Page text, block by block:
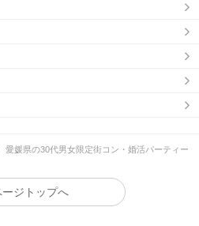
愛媛県の30代男女限定街コン・婚活パーティー
ージトップへ